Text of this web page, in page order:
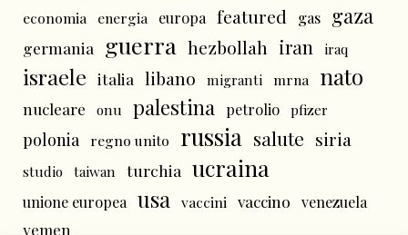
economia energia europa featured gas gaza
germania guerra hezbollah iran iraq
israele italia libano migranti mrna nato
nucleare onu palestina petrolio pfizer
polonia regno unito russia salute siria
studio taiwan turchia ucraina
unione europea usa vaccini vaccino venezuela
yemen